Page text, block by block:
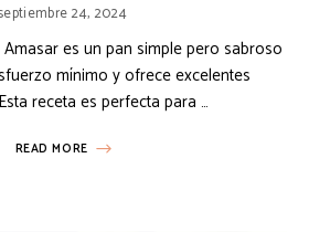
24, 2024
Amasar es un pan simple pero sabroso
mínimo y ofrece excelentes
receta es perfecta para …
READ MORE